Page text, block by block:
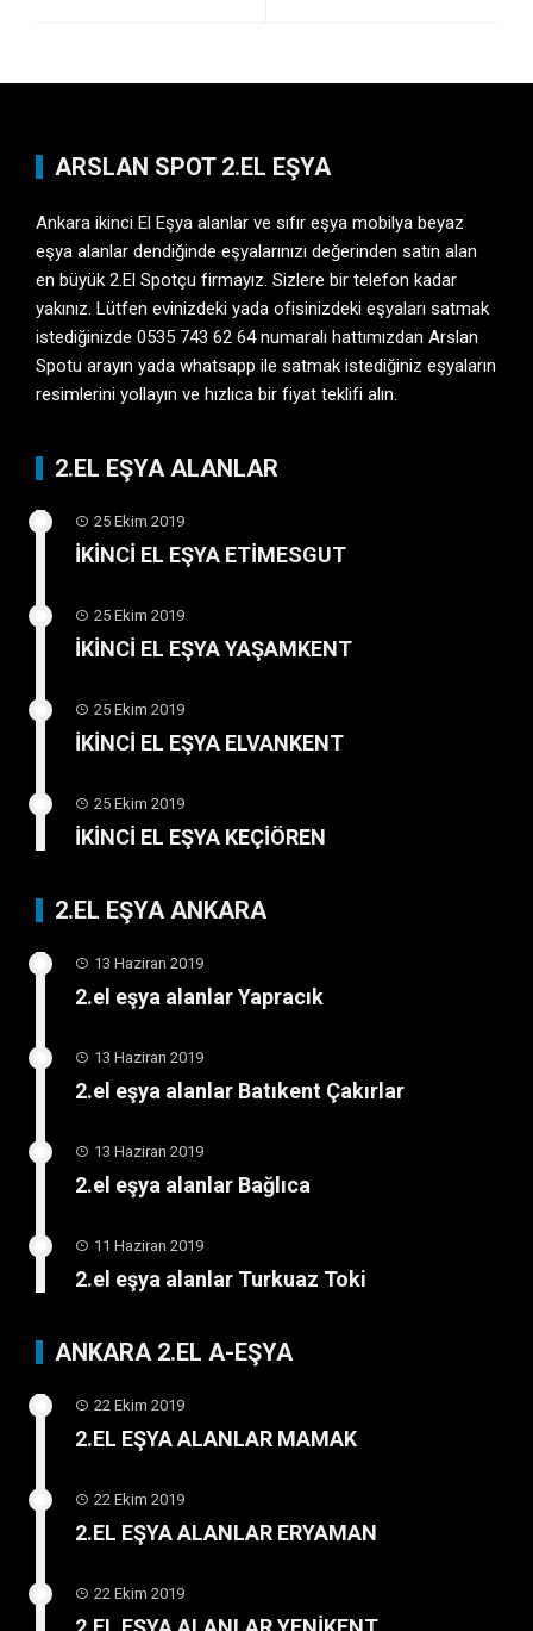
ARSLAN SPOT 2.EL EŞYA
Ankara ikinci El Eşya alanlar ve sıfır eşya mobilya beyaz
eşya alanlar dendiğinde eşyalarınızı değerinden satın alan
en büyük 2.El Spotçu firmayız. Sizlere bir telefon kadar
yakınız. Lütfen evinizdeki yada ofisinizdeki eşyaları satmak
istediğinizde 0535 743 62 64 numaralı hattımızdan Arslan
Spotu arayın yada whatsapp ile satmak istediğiniz eşyaların
resimlerini yollayın ve hızlıca bir fiyat teklifi alın.
2.EL EŞYA ALANLAR
25 Ekim 2019
İKİNCİ EL EŞYA ETİMESGUT
25 Ekim 2019
İKİNCİ EL EŞYA YAŞAMKENT
25 Ekim 2019
İKİNCİ EL EŞYA ELVANKENT
25 Ekim 2019
İKİNCİ EL EŞYA KEÇİÖREN
2.EL EŞYA ANKARA
13 Haziran 2019
2.el eşya alanlar Yapracık
13 Haziran 2019
2.el eşya alanlar Batıkent Çakırlar
13 Haziran 2019
2.el eşya alanlar Bağlıca
11 Haziran 2019
2.el eşya alanlar Turkuaz Toki
ANKARA 2.EL A-EŞYA
22 Ekim 2019
2.EL EŞYA ALANLAR MAMAK
22 Ekim 2019
2.EL EŞYA ALANLAR ERYAMAN
22 Ekim 2019